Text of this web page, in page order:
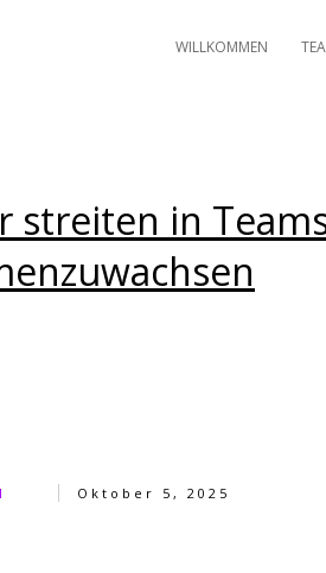
WILLKOMMEN
streiten in
Oktober 5, 2025